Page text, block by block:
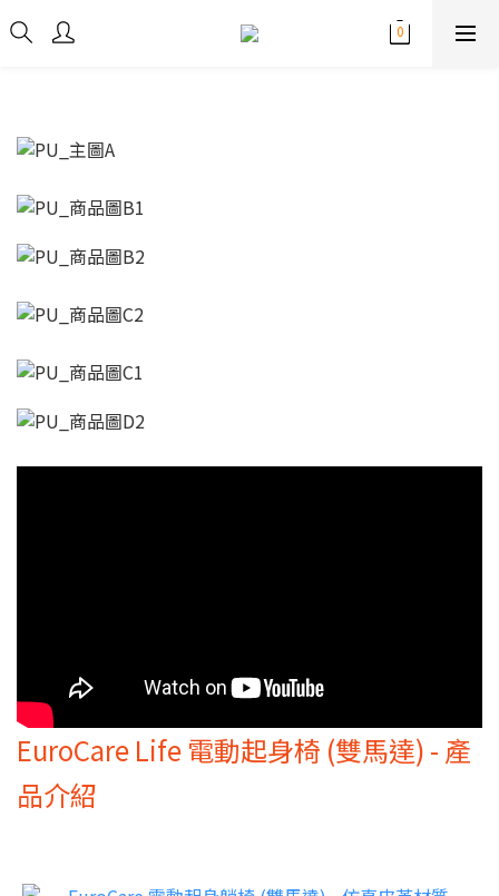
EuroCare Life 電動起身椅 (雙馬達) - 產
品介紹